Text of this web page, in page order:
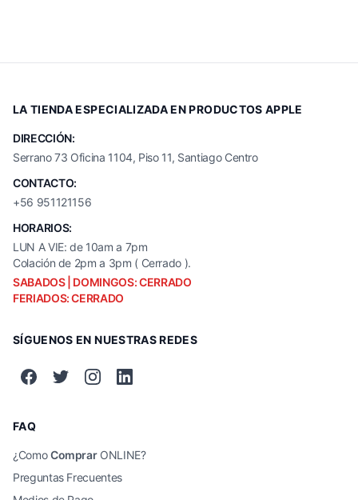
LA TIENDA ESPECIALIZADA EN PRODUCTOS APPLE
DIRECCIÓN:
Serrano 73 Oficina 1104, Piso 11, Santiago Centro
CONTACTO:
+56 951121156
HORARIOS:
LUN A VIE: de 10am a 7pm
Colación de 2pm a 3pm ( Cerrado ).
SABADOS | DOMINGOS: CERRADO
FERIADOS: CERRADO
SÍGUENOS EN NUESTRAS REDES
FAQ
¿ComoComprarONLINE?
Preguntas Frecuentes